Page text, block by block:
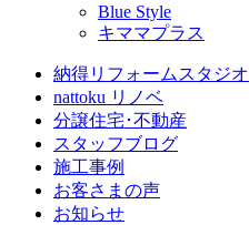
Blue Style
キママプラス
納得リフォームスタジオ
nattoku リノベ
分譲住宅･不動産
スタッフブログ
施工事例
お客さまの声
お知らせ